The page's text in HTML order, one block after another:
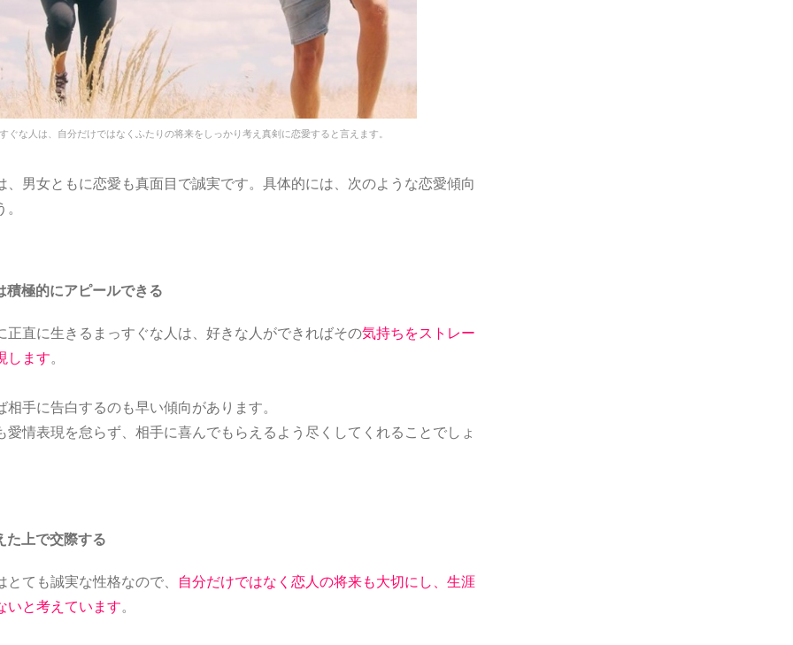
ぐな人は、自分だけではなくふたりの将来をしっかり考え真剣に恋愛すると言えます。
、男女ともに恋愛も真面目で誠実です。具体的には、次のような恋愛傾向
積極的にアピールできる
正直に生きるまっすぐな人は、好きな人ができればその気持ちをストレー
します。
相手に告白するのも早い傾向があります。
愛情表現を怠らず、相手に喜んでもらえるよう尽くしてくれることでしょ
た上で交際する
とても誠実な性格なので、 自分だけではなく恋人の将来も大切にし、生涯
いと考えています。